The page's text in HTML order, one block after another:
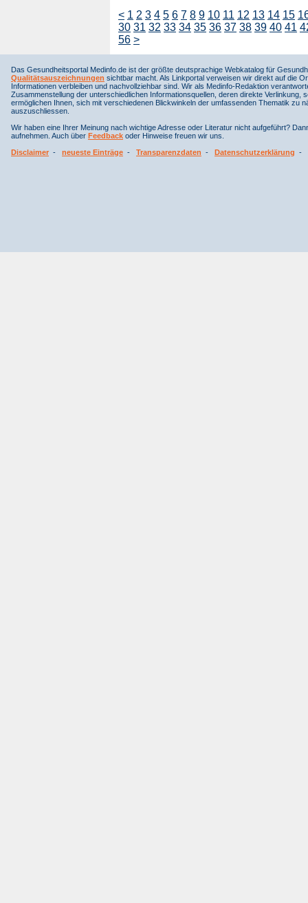
< 1 2 3 4 5 6 7 8 9 10 11 12 13 14 15
30 31 32 33 34 35 36 37 38 39 40 41
56 >
Das Gesundheitsportal Medinfo.de ist der größte deutsprachige Webkatalog für
Qualitätsauszeichnungen sichtbar macht. Als Linkportal verweisen wir direkt auf die
Informationen verbleiben und nachvollziehbar sind. Wir als Medinfo-Redaktion
Zusammenstellung der unterschiedlichen Informationsquellen, deren direkte
ermöglichen Ihnen, sich mit verschiedenen Blickwinkeln der umfassenden Thematik
auszuschliessen.
Wir haben eine Ihrer Meinung nach wichtige Adresse oder Literatur nicht aufgeführt?
aufnehmen. Auch über Feedback oder Hinweise freuen wir uns.
Disclaimer - neueste Einträge - Transparenzdaten - Datenschutzerklärung -